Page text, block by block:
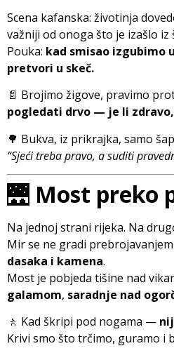
Scena kafanska: životinja
važniji od onoga što je izašlo iz
Pouka: kad smisao izgubimo
pretvori u skeč.
📄 Brojimo žigove, pravimo
pogledati drvo — je li
🌳 Bukva, iz prikrajka, samo
“Sjeći treba pravo, a suditi
🌉 Most preko
Na jednoj strani rijeka. Na
Mir se ne gradi
dasaka i kamena.
Most je pobjeda tišine nad
galamom, saradnje nad
🚶 Kad škripi pod nogama —
Krivi smo što trčimo, guramo i